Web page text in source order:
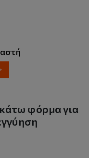
φόρμα για